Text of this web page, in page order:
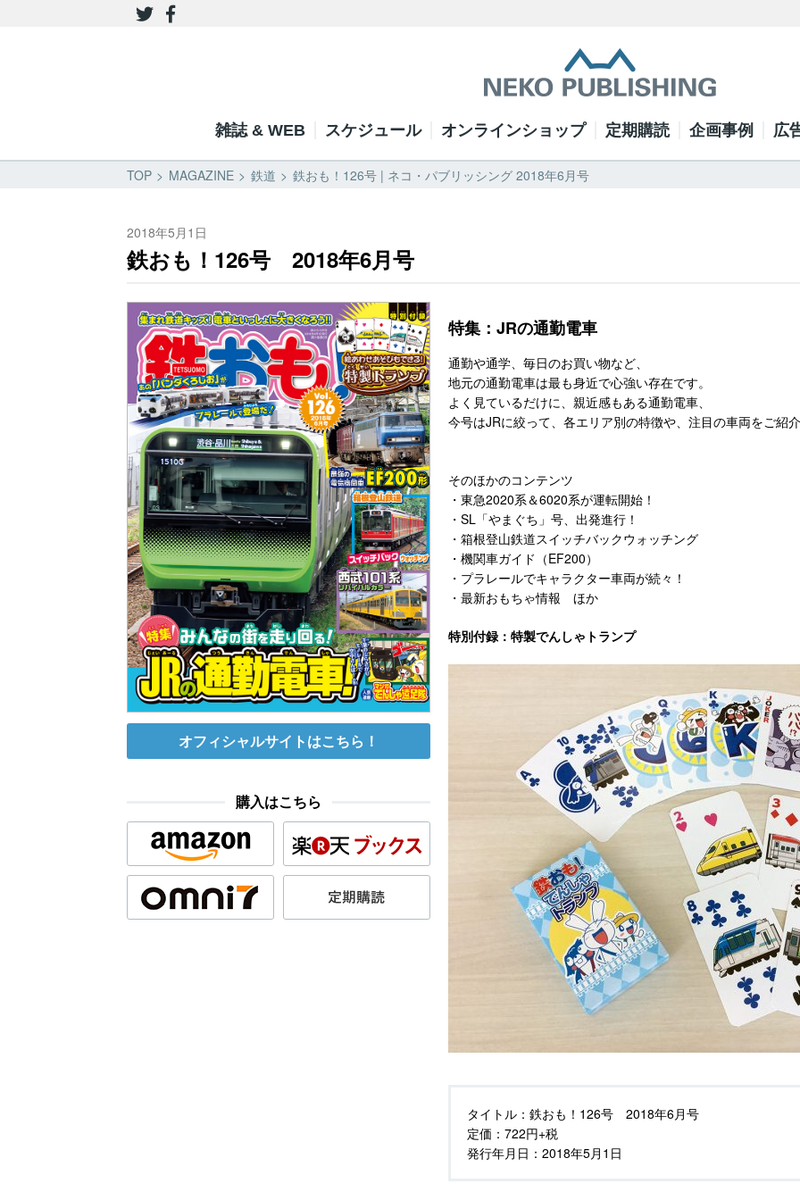
雑誌 & WEB スケジュール オンラインショップ 定期購読 企画事例 広
TOP MAGAZINE 鉄道 鉄おも！126号 | ネコ・パブリッシング 2018年6月号
2018年5月1日
鉄おも！126号 2018年6月号
オフィシャルサイトはこちら！
購入はこちら
特集：JRの通勤電車
通勤や通学、毎日のお買い物など、
地元の通勤電車は最も身近で心強い存在です。
よく見ているだけに、親近感もある通勤電車、
今号はJRに絞って、各エリア別の特徴や、注目の車両をご紹
そのほかのコンテンツ
・東急2020系＆6020系が運転開始！
・SL「やまぐち」号、出発進行！
・箱根登山鉄道スイッチバックウォッチング
・機関車ガイド（EF200）
・プラレールでキャラクター車両が続々！
・最新おもちゃ情報 ほか
特別付録：特製でんしゃトランプ
タイトル： 鉄おも！126号 2018年6月号
定価： 722円+税
発行年月日： 2018年5月1日